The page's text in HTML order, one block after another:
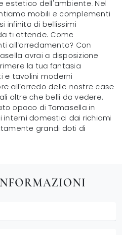
estetico dell'ambiente. Nel
mobili e complementi
infinita di bellissimi
ti attende. Come
all’arredamento? Con
avrai a disposizione
la tua fantasia
e tavolini moderni
all’arredo delle nostre case
oltre che belli da vedere.
opaco di Tomasella in
interni domestici dai richiami
grandi doti di